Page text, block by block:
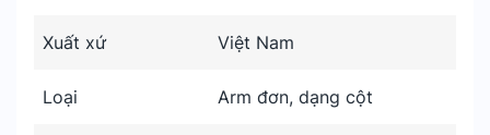
Xuất xứ Việt Nam
Loại Arm đơn, dạng cột